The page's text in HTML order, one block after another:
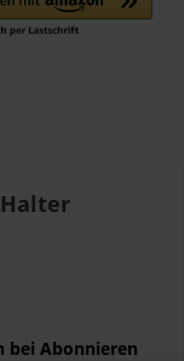
bei Abonnieren